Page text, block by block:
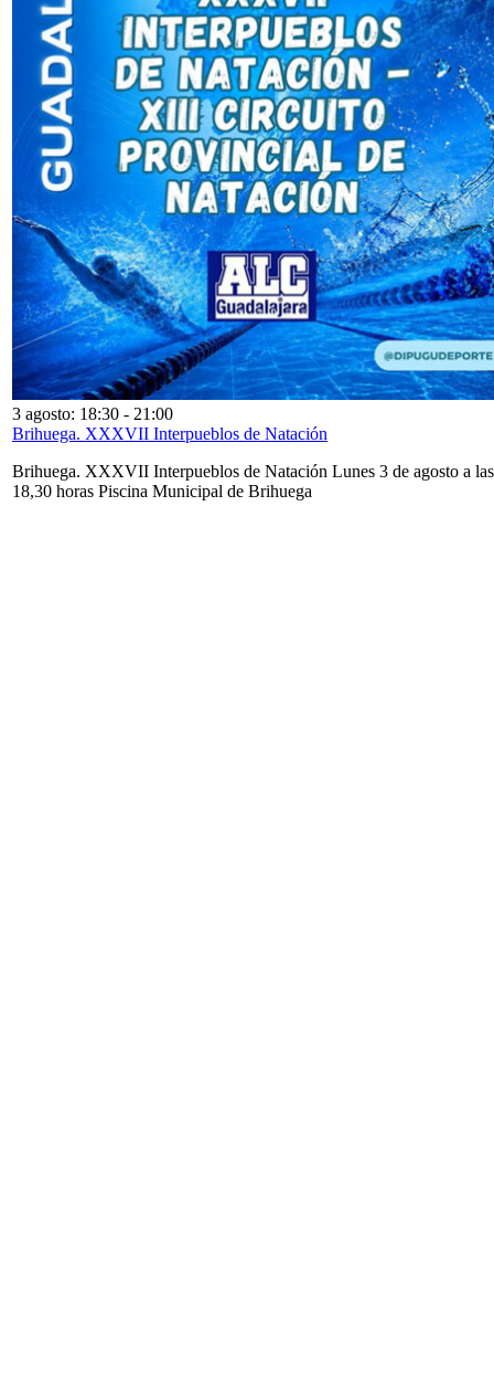
3 agosto: 18:30 - 21:00
Brihuega. XXXVII Interpueblos de Natación
Brihuega. XXXVII Interpueblos de Natación Lunes 3 de agosto a las
18,30 horas Piscina Municipal de Brihuega